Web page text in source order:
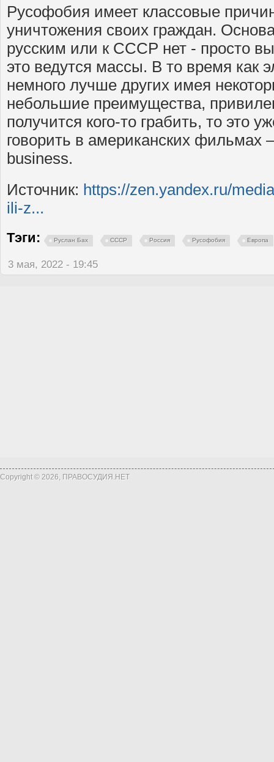
Русофобия имеет классовые
уничтожения своих граждан.
русским или к СССР нет - просто
это ведутся массы. В то время как
немного лучше других имея
небольшие преимущества,
получится кого-то грабить, то это
говорить в американских фильмах
business.
Источник: https://zen.yandex.ru/
ili-z...
Тэги: Руслан Бах СССР Россия Русофобия Европа
3 мая, 2022 - 19:45
Copyright © 2026, ПРАВОСУДИЯ.НЕТ